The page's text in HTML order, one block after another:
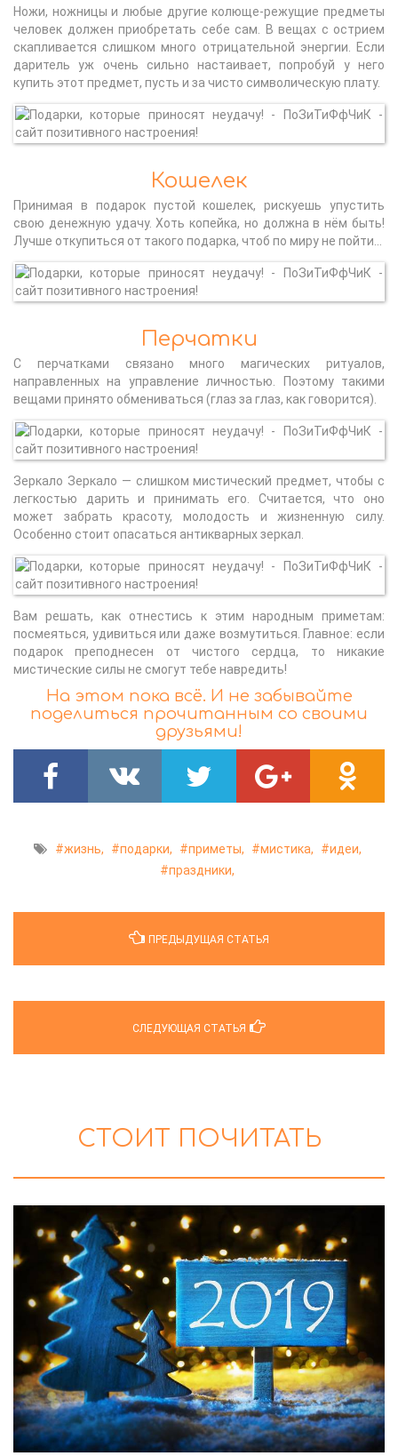
Ножи, ножницы и любые другие колюще-режущие предметы
человек должен приобретать себе сам. В вещах с острием
скапливается слишком много отрицательной энергии. Если
даритель уж очень сильно настаивает, попробуй у него
купить этот предмет, пусть и за чисто символическую плату.
Кошелек
Принимая в подарок пустой кошелек, рискуешь упустить
свою денежную удачу. Хоть копейка, но должна в нём быть!
Лучше откупиться от такого подарка, чтоб по миру не пойти…
Перчатки
С перчатками связано много магических ритуалов,
направленных на управление личностью. Поэтому такими
вещами принято обмениваться (глаз за глаз, как говорится).
Зеркало Зеркало — слишком мистический предмет, чтобы с
легкостью дарить и принимать его. Считается, что оно
может забрать красоту, молодость и жизненную силу.
Особенно стоит опасаться антикварных зеркал.
Вам решать, как отнестись к этим народным приметам:
посмеяться, удивиться или даже возмутиться. Главное: если
подарок преподнесен от чистого сердца, то никакие
мистические силы не смогут тебе навредить!
На этом пока всё. И не забывайте
поделиться прочитанным со своими
друзьями!
жизнь, подарки, приметы, мистика,
идеи,
праздники,
ПРЕДЫДУЩАЯ СТАТЬЯ
СЛЕДУЮЩАЯ СТАТЬЯ
СТОИТ ПОЧИТАТЬ